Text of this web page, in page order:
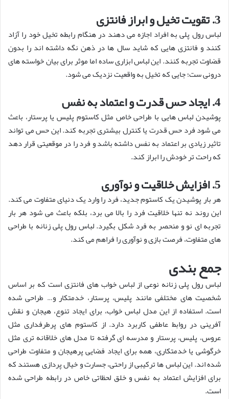
3. تقویت تخیل و ابراز فانتزی
لباس رول پلی به افراد اجازه می دهند در هنگام رابطه تخیل خود را آزاد
کنند و فانتزی هایی که شاید سال ها در ذهن نگه داشته اند را بدون
قضاوت تجربه کنند. این لباس ابزاری ساده اما موثر برای بیان خواسته های
درونی ست؛ جایی که تخیل به واقعیت نزدیک می شود.
4. ایجاد حس قدرت و اعتماد به نفس
پوشیدن لباس هایی با طراحی خاص مثل کاستوم پلیس یا پرستار، باعث
می شود فرد حس قدرت یا کنترل بیشتری تجربه کند. این حس می تواند
تاثیر زیادی بر اعتماد به نفس داشته باشد و فرد را در موقعیتی قرار دهد
که راحت تر خودش را ابراز کند.
5. افزایش خلاقیت و نوآوری
هر بار پوشیدن یک کاستوم جدید، فرد را وارد یک دنیای متفاوت می کند.
این روند نه تنها خلاقیت فرد را بالا می برد، بلکه باعث می شود هر بار
تجربه ای نو و منحصر به فرد شکل بگیرد. لباس رول پلی زنانه با طراحی
های متفاوت، فرصت بازی و نوآوری را فراهم می کند.
جمع بندی
لباس رول پلی زنانه نوعی از لباس خواب های فانتزی است که بر اساس
شخصیت های مختلفی مانند پلیس، پرستار، خدمتکار و… طراحی شده
است. استفاده از این مدل لباس خواب، برای ایجاد تنوع، هیجان و نقش‌
آفرینی در روابط عاطفی کاربرد دارد. از کاستوم های پرطرفداری مثل
عروس، پلیس، پرستار و مدرسه ای گرفته تا مدل های خلاقانه تری مثل
خرگوشی یا خدمتکاری، همه برای ایجاد فضایی پرهیجان و متفاوت طراحی
شده اند. این لباس ها ترکیبی از راحتی، جسارت و خیال پردازی هستند که
برای افزایش اعتماد به نفس و خلق لحظاتی خاص در رابطه طراحی شده
است.